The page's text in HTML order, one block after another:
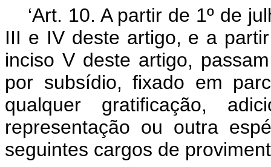
‘Art. 10. A partir de 1º de
III e IV deste artigo, e a
inciso V deste artigo,
por subsídio, fixado em
qualquer gratificação,
representação ou outra
seguintes cargos de